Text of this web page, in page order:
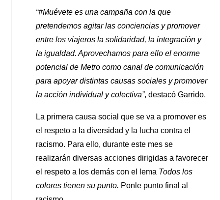
“#Muévete es una campaña con la que
pretendemos agitar las conciencias y promover
entre los viajeros la solidaridad, la integración y
la igualdad. Aprovechamos para ello el enorme
potencial de Metro como canal de comunicación
para apoyar distintas causas sociales y promover
la acción individual y colectiva”, destacó Garrido.
La primera causa social que se va a promover es
el respeto a la diversidad y la lucha contra el
racismo. Para ello, durante este mes se
realizarán diversas acciones dirigidas a favorecer
el respeto a los demás con el lema Todos los
colores tienen su punto. Ponle punto final al